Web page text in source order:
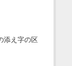
添え字の区